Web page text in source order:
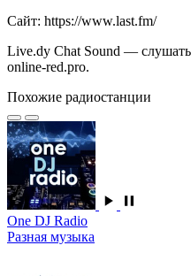
Сайт: https://www.last.fm/
Live.dy Chat Sound —
online-red.pro.
Похожие радиостанции
One DJ Radio
Разная музыка